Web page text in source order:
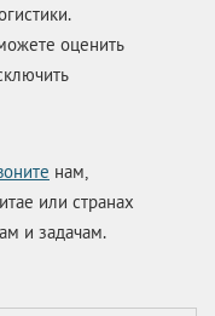
оценить
нам,
или странах
и задачам.